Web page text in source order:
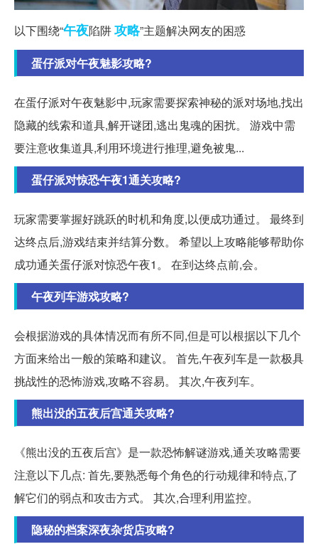
以下围绕“午夜陷阱攻略”主题解决网友的困惑
蛋仔派对午夜魅影攻略?
在蛋仔派对午夜魅影中,玩家需要探索神秘的派对场地,找出
隐藏的线索和道具,解开谜团,逃出鬼魂的困扰。 游戏中需
要注意收集道具,利用环境进行推理,避免被鬼...
蛋仔派对惊恐午夜1通关攻略?
玩家需要掌握好跳跃的时机和角度,以便成功通过。 最终到
达终点后,游戏结束并结算分数。 希望以上攻略能够帮助你
成功通关蛋仔派对惊恐午夜1。 在到达终点前,会。
午夜列车游戏攻略?
会根据游戏的具体情况而有所不同,但是可以根据以下几个
方面来给出一般的策略和建议。 首先,午夜列车是一款极具
挑战性的恐怖游戏,攻略不容易。 其次,午夜列车。
熊出没的五夜后宫通关攻略?
《熊出没的五夜后宫》是一款恐怖解谜游戏,通关攻略需要
注意以下几点: 首先,要熟悉每个角色的行动规律和特点,了
解它们的弱点和攻击方式。 其次,合理利用监控。
隐秘的档案深夜杂货店攻略?